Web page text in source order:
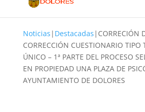
Noticias | Destacadas | CORRECIÓN
CORRECCIÓN CUESTIONARIO TIPO
ÚNICO – 1ª PARTE DEL PROCESO
EN PROPIEDAD UNA PLAZA DE
AYUNTAMIENTO DE DOLORES